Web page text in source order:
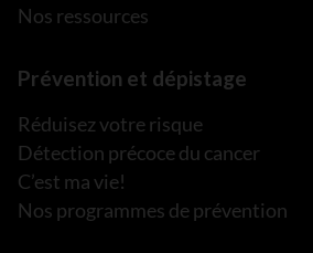
Nos ressources
Prévention et dépistage
Réduisez votre risque
Détection précoce du cancer
C’est ma vie!
Nos programmes de prévention